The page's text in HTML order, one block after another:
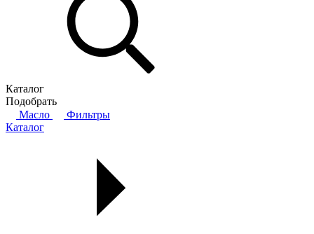
Каталог
Подобрать
Масло
Фильтры
Каталог